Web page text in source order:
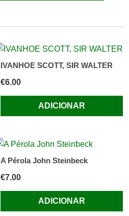
IVANHOE SCOTT, SIR WALTER
€6.00
ADICIONAR
A Pérola John Steinbeck
€7.00
ADICIONAR